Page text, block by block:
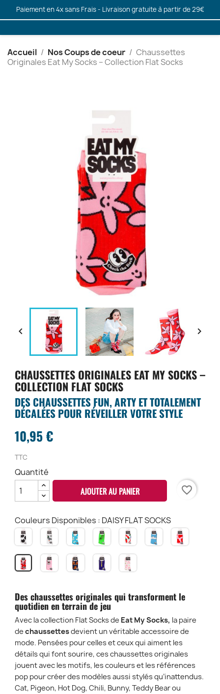
Paiement en 4x sans Frais - Livraison gratuite à partir de 29€
Accueil Nos Coups de coeur
Chaussettes
Originales Eat My Socks – Collection Flat Socks
 
CHAUSSETTES ORIGINALES EAT MY SOCKS –
COLLECTION FLAT SOCKS
DES CHAUSSETTES FUN, ARTY ET TOTALEMENT
DÉCALÉES POUR RÉVEILLER VOTRE STYLE
10,95 €
TTC
Quantité
AJOUTER AU PANIER favorite_border
Couleurs Disponibles : DAISY FLAT SOCKS
CAT
FLAT
SOCKS
PIGEON
FLAT
SOCKS
LATE
BUNNY
FLAT
SOCKS
HOT
DOG
FLAT
SOCKS
CHILI
FLAT
CLOUD
FLAT
LOVE
FLAT
DAISY
FLAT
VINTAGE
CAT
TEDDY
BEAR
OFFLINE
FLAT
TEDDY
RAIMBOW
Des chaussettes originales qui transforment le
quotidien en terrain de jeu
Avec la collection Flat Socks de Eat My Socks, la paire
de chaussettesdevient un véritable accessoire de
mode. Pensées pour celles et ceux qui aiment les
détails qui font sourire, ces chaussettes originales
jouent avec les motifs, les couleurs et les références
pop pour créer des modèles aussi stylés qu’inattendus.
Cat, Pigeon, Hot Dog, Chili, Bunny, Teddy Bear ou